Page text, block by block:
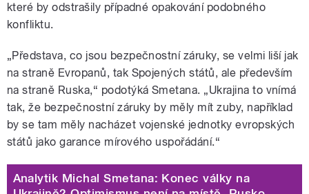
které by odstrašily případné opakování podobného
konfliktu.
„Představa, co jsou bezpečnostní záruky, se velmi liší jak
na straně Evropanů, tak Spojených států, ale především
na straně Ruska,“ podotýká Smetana. „Ukrajina to vnímá
tak, že bezpečnostní záruky by měly mít zuby, například
by se tam měly nacházet vojenské jednotky evropských
států jako garance mírového uspořádání.“
Analytik Michal Smetana: Konec války na